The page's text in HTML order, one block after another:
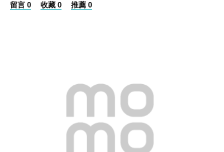
留言 0 收藏 0 推薦 0